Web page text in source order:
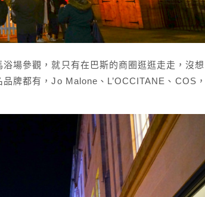
場參觀，就只有在巴斯的商圈逛逛走走，沒想
牌都有，Jo Malone、L’OCCITANE、COS，